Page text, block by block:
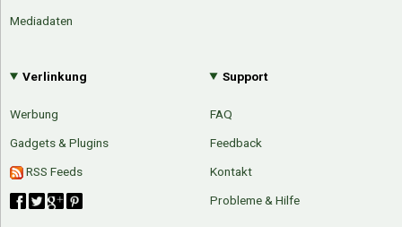
Mediadaten
Verlinkung
Werbung
Gadgets & Plugins
RSS Feeds
Support
FAQ
Feedback
Kontakt
Probleme & Hilfe